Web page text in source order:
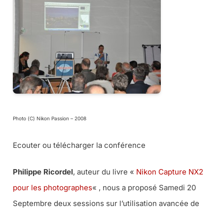
Photo (C) Nikon Passion – 2008
Ecouter ou télécharger la conférence
Philippe Ricordel, auteur du livre « Nikon Capture NX2
pour les photographes« , nous a proposé Samedi 20
Septembre deux sessions sur l’utilisation avancée de